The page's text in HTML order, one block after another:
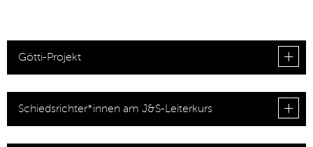
Götti-Projekt
Schiedsrichter*innen am J&S-Leiterkurs